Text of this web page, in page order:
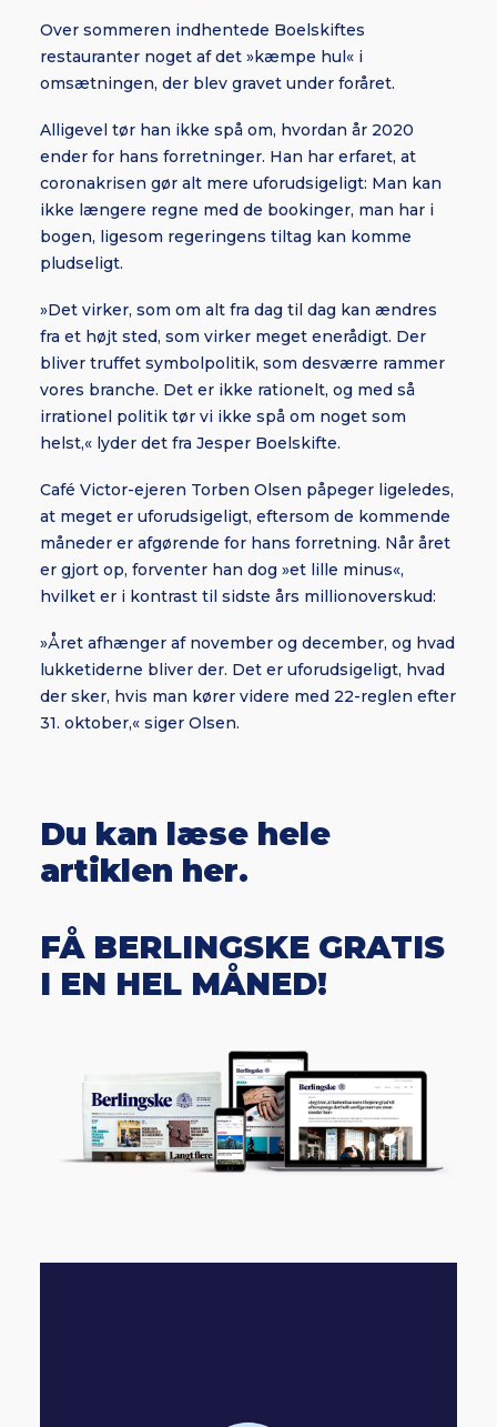
Over sommeren indhentede Boelskiftes
restauranter noget af det »kæmpe hul« i
omsætningen, der blev gravet under foråret.
Alligevel tør han ikke spå om, hvordan år 2020
ender for hans forretninger. Han har erfaret, at
coronakrisen gør alt mere uforudsigeligt: Man kan
ikke længere regne med de bookinger, man har i
bogen, ligesom regeringens tiltag kan komme
pludseligt.
»Det virker, som om alt fra dag til dag kan ændres
fra et højt sted, som virker meget enerådigt. Der
bliver truffet symbolpolitik, som desværre rammer
vores branche. Det er ikke rationelt, og med så
irrationel politik tør vi ikke spå om noget som
helst,« lyder det fra Jesper Boelskifte.
Café Victor-ejeren Torben Olsen påpeger ligeledes,
at meget er uforudsigeligt, eftersom de kommende
måneder er afgørende for hans forretning. Når året
er gjort op, forventer han dog »et lille minus«,
hvilket er i kontrast til sidste års millionoverskud:
»Året afhænger af november og december, og hvad
lukketiderne bliver der. Det er uforudsigeligt, hvad
der sker, hvis man kører videre med 22-reglen efter
31. oktober,« siger Olsen.
Du kan læse hele
artiklen her.
FÅ BERLINGSKE GRATIS
I EN HEL MÅNED!